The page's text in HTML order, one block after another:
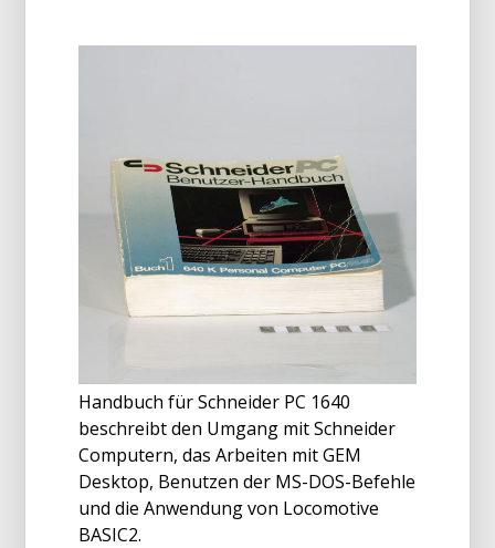
Handbuch für Schneider PC 1640
beschreibt den Umgang mit Schneider
Computern, das Arbeiten mit GEM
Desktop, Benutzen der MS-DOS-Befehle
und die Anwendung von Locomotive
BASIC2.